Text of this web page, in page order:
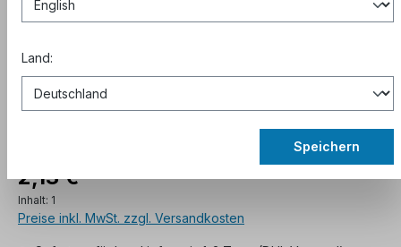
2,13 €*
Inhalt: 1
Preise inkl. MwSt. zzgl. Versandkosten
Land:
Speichern